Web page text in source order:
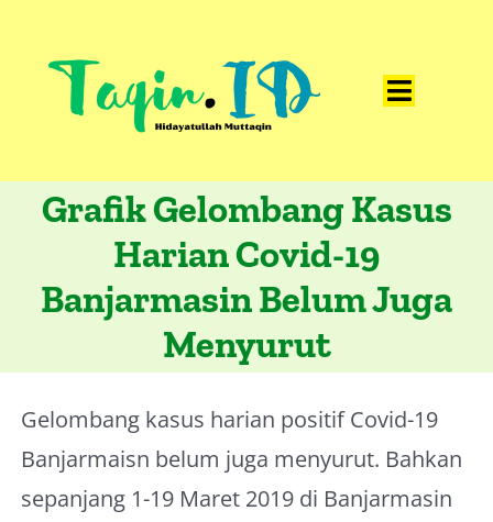
content
Toggle
Catatan
Artikel
Visualisasi
About Me
Grafik Gelombang Kasus
Harian Covid-19
Banjarmasin Belum Juga
Menyurut
Gelombang kasus harian positif Covid-19
Banjarmaisn belum juga menyurut. Bahkan
sepanjang 1-19 Maret 2019 di Banjarmasin